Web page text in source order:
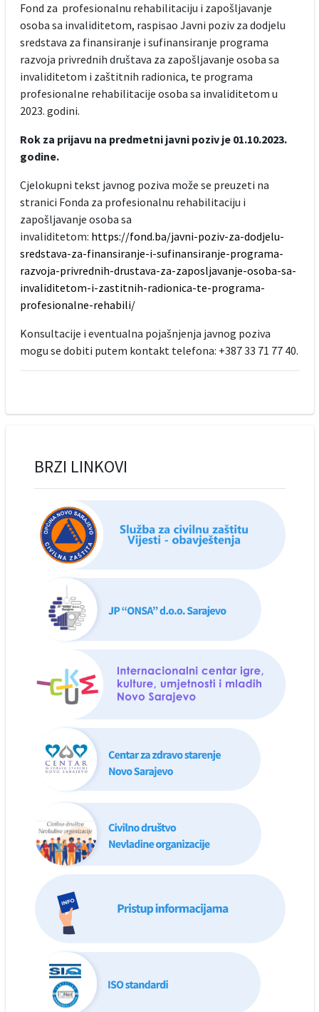
Fond za profesionalnu rehabilitaciju i zapošljavanje
osoba sa invaliditetom, raspisao Javni poziv za dodjelu
sredstava za finansiranje i sufinansiranje programa
razvoja privrednih društava za zapošljavanje osoba sa
invaliditetom i zaštitnih radionica, te programa
profesionalne rehabilitacije osoba sa invaliditetom u
2023. godini.
Rok za prijavu na predmetni javni poziv je 01.10.2023.
godine.
Cjelokupni tekst javnog poziva može se preuzeti na
stranici Fonda za profesionalnu rehabilitaciju i
zapošljavanje osoba sa
invaliditetom: https://fond.ba/javni-poziv-za-dodjelu-
sredstava-za-finansiranje-i-sufinansiranje-programa-
razvoja-privrednih-drustava-za-zaposljavanje-osoba-sa-
invaliditetom-i-zastitnih-radionica-te-programa-
profesionalne-rehabili/
Konsultacije i eventualna pojašnjenja javnog poziva
mogu se dobiti putem kontakt telefona: +387 33 71 77 40.
BRZI LINKOVI